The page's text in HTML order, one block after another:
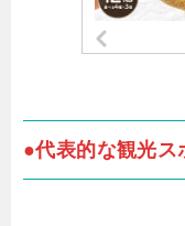
●代表的な観光ス